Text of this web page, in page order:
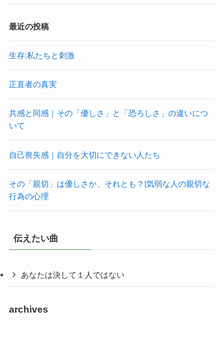
最近の投稿
生存:私たちと刺激
正直者の真実
共感と同感｜その「優しさ」と「恐ろしさ」の違いにつ
いて
自己喪失感｜自分を大切にできない人たち
その「親切」は優しさか、それとも？|気弱な人の親切な
行為の心理
伝えたい曲
あなたは決して１人ではない
archives